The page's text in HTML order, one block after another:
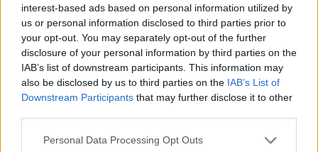
interest-based ads based on personal information utilized by
us or personal information disclosed to third parties prior to
your opt-out. You may separately opt-out of the further
disclosure of your personal information by third parties on the
IAB’s list of downstream participants. This information may
also be disclosed by us to third parties on the IAB’s List of
Downstream Participants that may further disclose it to other
Please note that this website/app uses one or more Google
Personal Data Processing Opt Outs
Ennek ellenére a rocksztár nem igazán tanult
rossz tapasztalataiból, a mai napig használja
a szteroidokat időnként. „Évente egyszer, a
legnagyobb fellépések előtt még most is
beveszek belőlük. Utána viszont hetekig nem